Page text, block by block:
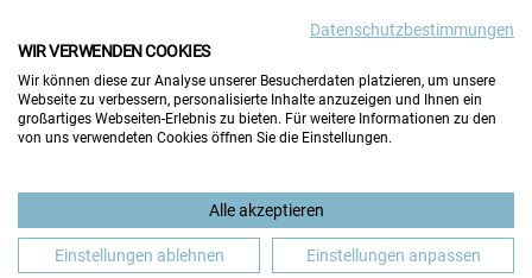
BERUFLICHE ORIENTIERUNG BEWERBUNG
Datenschutzbestimmungen
WIR VERWENDEN COOKIES
Wir können diese zur Analyse unserer Besucherdaten platzieren, um unsere
Webseite zu verbessern, personalisierte Inhalte anzuzeigen und Ihnen ein
großartiges Webseiten-Erlebnis zu bieten. Für weitere Informationen zu den
von uns verwendeten Cookies öffnen Sie die Einstellungen.
Alle akzeptieren
Einstellungen ablehnen Einstellungen anpassen